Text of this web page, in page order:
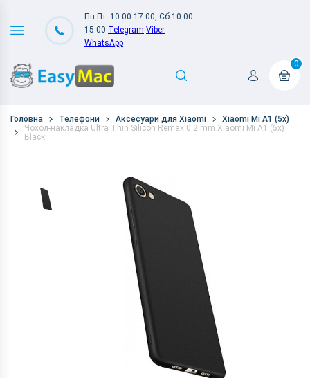
Пн-Пт: 10:00-17:00, Сб:10:00-
15:00 Telegram Viber
WhatsApp
0
Головна Телефони Аксесуари для Xiaomi
Xiaomi Mi A1 (5x)
Чохол-накладка Ultra Thin Silicon Remax 0.2 mm Xiaomi Mi A1 (5x)
Black